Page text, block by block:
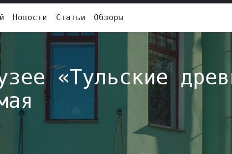
Новости Статьи Обзоры
«Тульские